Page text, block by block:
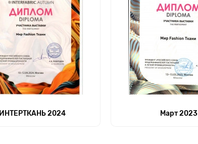
ИНТЕРТКАНЬ 2024 Март 2023